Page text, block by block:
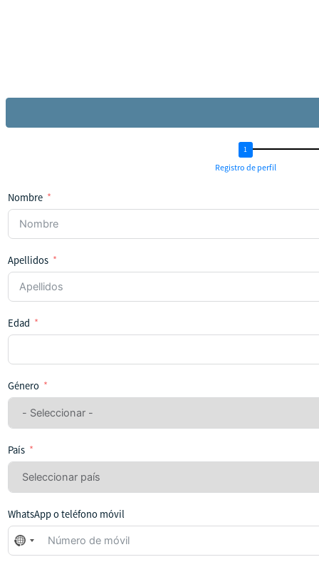
Registro de perfil
Nombre
Apellidos
Edad
Género
País
WhatsApp o teléfono móvil
No
se